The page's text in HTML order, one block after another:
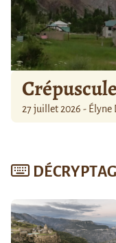
Crépuscule
27 juillet 2026 - Élyne